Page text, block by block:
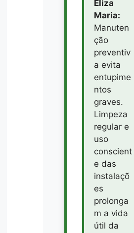
Eliza
Maria:
Manuten
ção
preventiv
a evita
entupime
ntos
graves.
Limpeza
regular e
uso
conscient
e das
instalaçõ
es
prolonga
m a vida
útil da